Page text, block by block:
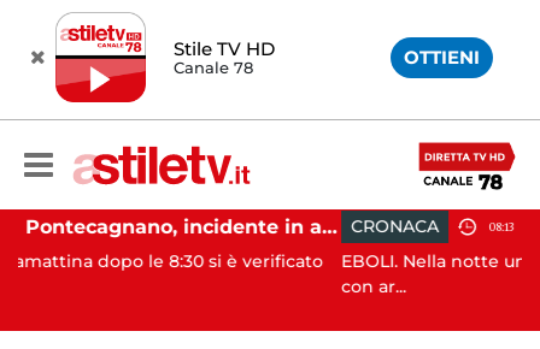
Stile TV HD
Canale 78 OTTIENI
Pontecagnano, incidente in autostrada: 5 giovani feriti
le 8:30 si è verificato
CRONACA 08:13
EBOLI. Nella notte un uomo e’ stato